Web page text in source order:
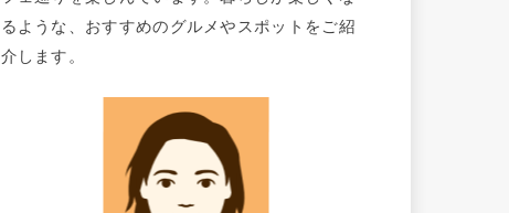
るような、おすすめのグルメやスポットをご紹
介します。